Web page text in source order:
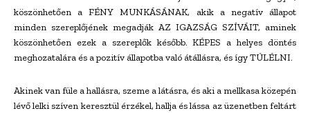
köszönhetően a FÉNY MUNKÁSÁNAK, akik a negatív állapot
minden szereplőjének megadják AZ IGAZSÁG SZÍVÁIT, aminek
köszönhetően ezek a szereplők később. KÉPES a helyes döntés
meghozatalára és a pozitív állapotba való átállásra, és így TÚLÉLNI.
Akinek van füle a hallásra, szeme a látásra, és aki a mellkasa közepén
lévő lelki szíven keresztül érzékel, hallja és lássa az üzenetben feltárt